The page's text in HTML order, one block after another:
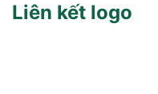
Liên kết logo